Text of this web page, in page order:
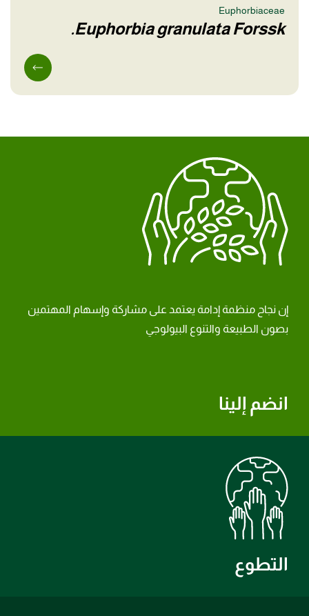
Euphorbiaceae
Euphorbia granulata Forssk.
انضم إلينا
إن نجاح منظمة إدامة يعتمد على مشاركة وإسهام المهتمين
بصون الطبيعة والتنوع البيولوجي
التطوع